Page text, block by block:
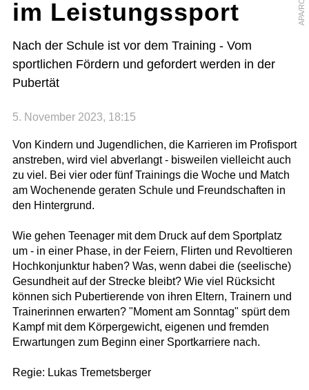
im Leistungssport
Nach der Schule ist vor dem Training - Vom
sportlichen Fördern und gefordert werden in der
Pubertät
5. November 2023, 18:15
Von Kindern und Jugendlichen, die Karrieren im Profisport
anstreben, wird viel abverlangt - bisweilen vielleicht auch
zu viel. Bei vier oder fünf Trainings die Woche und Match
am Wochenende geraten Schule und Freundschaften in
den Hintergrund.
Wie gehen Teenager mit dem Druck auf dem Sportplatz
um - in einer Phase, in der Feiern, Flirten und Revoltieren
Hochkonjunktur haben? Was, wenn dabei die (seelische)
Gesundheit auf der Strecke bleibt? Wie viel Rücksicht
können sich Pubertierende von ihren Eltern, Trainern und
Trainerinnen erwarten? "Moment am Sonntag" spürt dem
Kampf mit dem Körpergewicht, eigenen und fremden
Erwartungen zum Beginn einer Sportkarriere nach.
Regie: Lukas Tremetsberger